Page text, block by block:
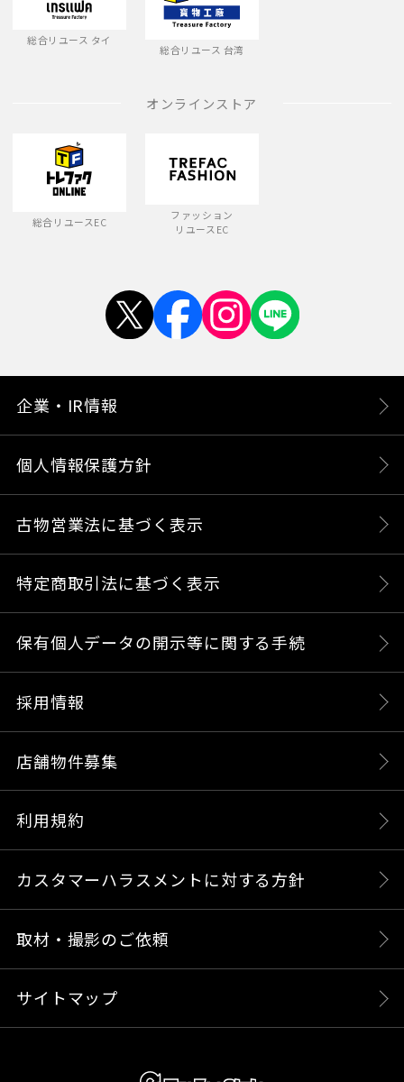
総合リユース タイ
総合リユース 台湾
オンラインストア
総合リユースEC
ファッション
リユースEC
企業・IR情報
個人情報保護方針
古物営業法に基づく表示
特定商取引法に基づく表示
保有個人データの開示等に関する手続
採用情報
店舗物件募集
利用規約
カスタマーハラスメントに対する方針
取材・撮影のご依頼
サイトマップ